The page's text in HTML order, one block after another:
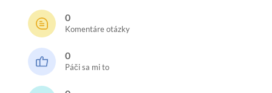
0
Komentáre otázky
0
Páči sa mi to